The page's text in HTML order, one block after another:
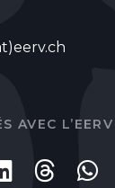
AVEC L’EERV